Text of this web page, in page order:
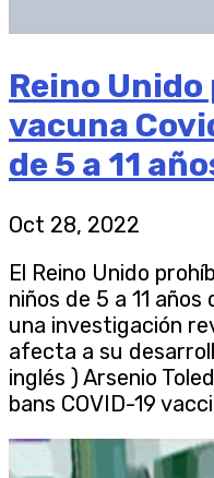
Reino
vacuna
de 5 a 11
Oct 28, 2022
El Reino Unido
niños de 5 a 11
una investigación
afecta a su
inglés ) Arsenio
bans COVID-19